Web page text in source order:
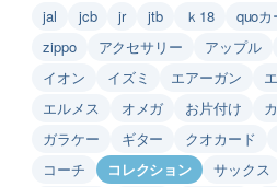
jal
jcb jr jtb ｋ18 quoカ
zippo
アクセサリー アップル
イオン
イズミ エアーガン
エルメス
オメガ お片付け
ガラケー
ギター クオカード
コーチ
コレクション サックス